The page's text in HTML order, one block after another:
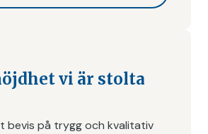
vi är stolta
bevis på trygg och kvalitativ